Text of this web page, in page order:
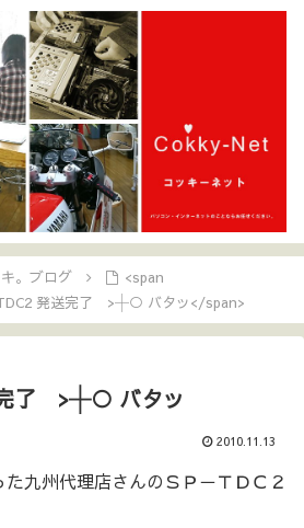
。ブログ
<span
発送完了 >┼○ バタッ</span>
了 >┼○ バタッ
2010.11.13
九州代理店さんのＳＰ－ＴＤＣ２